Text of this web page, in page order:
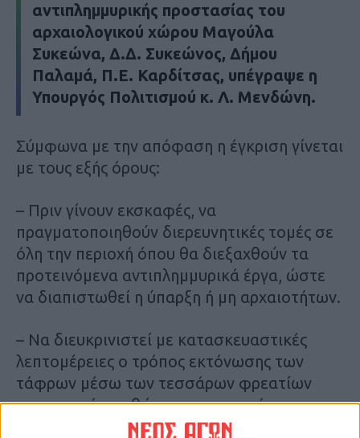
αντιπλημμυρικής προστασίας του
αρχαιολογικού χώρου Μαγούλα
Συκεώνα, Δ.Δ. Συκεώνος, Δήμου
Παλαμά, Π.Ε. Καρδίτσας, υπέγραψε η
Υπουργός Πολιτισμού κ. Λ. Μενδώνη.
Σύμφωνα με την απόφαση η έγκριση γίνεται
με τους εξής όρους:
– Πριν γίνουν εκσκαφές, να
πραγματοποιηθούν διερευνητικές τομές σε
όλη την περιοχή όπου θα διεξαχθούν τα
προτεινόμενα αντιπλημμυρικά έργα, ώστε
να διαπιστωθεί η ύπαρξη ή μη αρχαιοτήτων.
– Να διευκρινιστεί με κατασκευαστικές
λεπτομέρειες ο τρόπος εκτόνωσης των
τάφρων μέσω των τεσσάρων φρεατίων
επιστροφής, καθώς στις προτεινόμενες
τυπικές διατομές των τάφρων παρατηρείται